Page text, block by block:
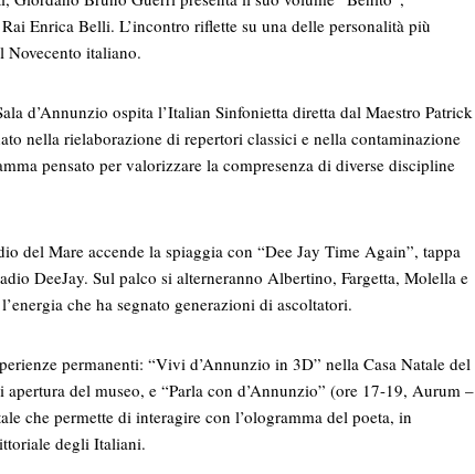
Enrica Belli. L’incontro riflette su una delle personalità più
Novecento italiano.
d’Annunzio ospita l’Italian Sinfonietta diretta dal Maestro Patrick
nella rielaborazione di repertori classici e nella contaminazione
pensato per valorizzare la compresenza di diverse discipline
del Mare accende la spiaggia con “Dee Jay Time Again”, tappa
DeeJay. Sul palco si alterneranno Albertino, Fargetta, Molella e
che ha segnato generazioni di ascoltatori.
permanenti: “Vivi d’Annunzio in 3D” nella Casa Natale del
del museo, e “Parla con d’Annunzio” (ore 17-19, Aurum –
che permette di interagire con l’ologramma del poeta, in
degli Italiani.